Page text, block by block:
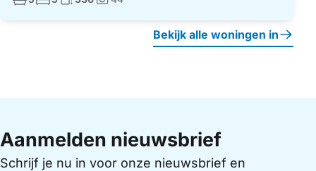
Foto's:
Bekijk alle woningen in
Aanmelden nieuwsbrief
Schrijf je nu in voor onze nieuwsbrief en